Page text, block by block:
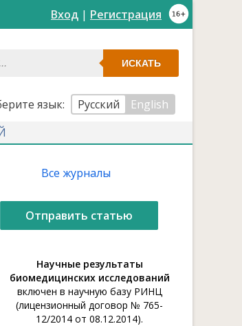
Вход | Регистрация
ИСКАТЬ
язык: Русский
English
Все журналы
Отправить статью
Научные результаты
биомедицинских исследований
включен в научную базу РИНЦ
(лицензионный договор № 765-
12/2014 от 08.12.2014).